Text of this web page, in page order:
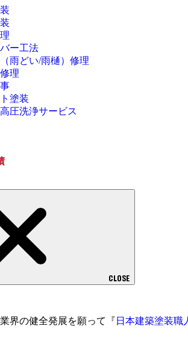
ー工法
雨どい/雨樋）修理
理
塗装
圧洗浄サービス
CLOSE
界の健全発展を願って『 日本建築塗装職